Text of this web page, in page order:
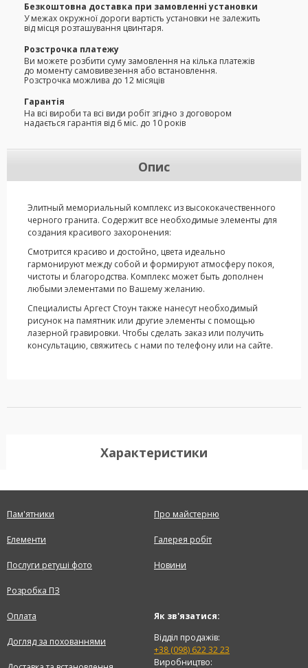
Безкоштовна доставка при замовленні установки
У межах окружної дороги вартість установки не залежить
від місця розташування цвинтаря.
Розстрочка платежу
Ви можете розбити суму замовлення на кілька платежів
до моменту самовивезення або встановлення.
Розстрочка можлива до 12 місяців
Гарантія
На всі вироби та всі види робіт згідно з договором
надається гарантія від 6 міс. до 10 років
Опис
Элитный мемориальный комплекс из высококачественного
черного гранита. Содержит все необходимые элементы для
создания красивого захоронения:
Смотрится красиво и достойно, цвета идеально
гармонируют между собой и формируют атмосферу покоя,
чистоты и благородства. Комплекс может быть дополнен
любыми элементами по Вашему желанию.
Специалисты Аргест Стоун также нанесут необходимый
рисунок на памятник или другие элементы с помощью
лазерной гравировки. Чтобы сделать заказ или получить
консультацию, свяжитесь с нами по телефону или на сайте.
Характеристики
Пам'ятники
Елементи
Послуги ретуші фото
Розробка ПЗ
Про майстерню
Галерея робіт
Новини
Оплата
Догляд за похованнями
Як зв'язатися:
Відділ продажів:
+38 (098) 622 32 23
Виробництво: